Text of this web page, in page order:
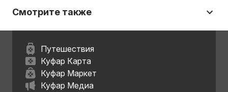
Смотрите также
Путешествия
Куфар Карта
Куфар Маркет
Куфар Медиа